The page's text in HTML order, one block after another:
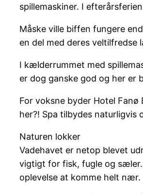
spillemaskiner. I
Måske ville biffen fungere
en del med deres veltilfredse
I kælderrummet med
er dog ganske god og her er
For voksne byder Hotel
her?! Spa tilbydes naturligvis
Naturen lokker
Vadehavet er netop blevet
vigtigt for fisk, fugle og sæler.
oplevelse at komme helt nær.